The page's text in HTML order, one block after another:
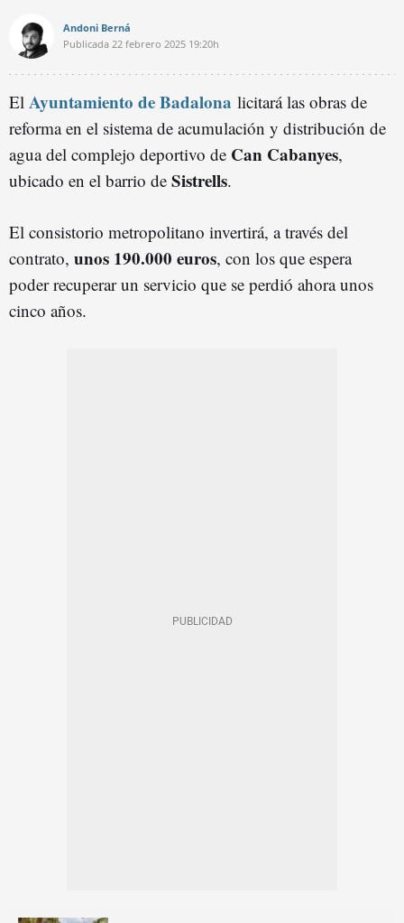
Andoni Berná
Publicada 22 febrero 2025 19:20h
El Ayuntamiento de Badalona licitará las obras de
reforma en el sistema de acumulación y distribución de
agua del complejo deportivo de Can Cabanyes,
ubicado en el barrio de Sistrells.
El consistorio metropolitano invertirá, a través del
contrato, unos 190.000 euros, con los que espera
poder recuperar un servicio que se perdió ahora unos
cinco años.